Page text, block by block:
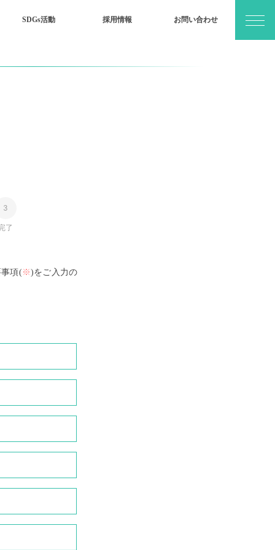
SDGs活動 採用情報 お問い合わせ
了
項(※)をご入力の